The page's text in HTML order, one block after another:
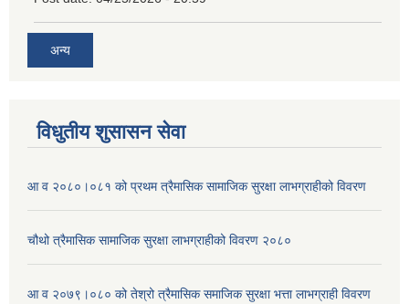
अन्य
विधुतीय शुसासन सेवा
आ व २०८०।०८१ को प्रथम त्रैमासिक सामाजिक सुरक्षा लाभग्राहीको विवरण
चौथो त्रैमासिक सामाजिक सुरक्षा लाभग्राहीको विवरण २०८०
आ व २०७९।०८० को तेश्रो त्रैमासिक समाजिक सुरक्षा भत्ता लाभग्राही विवरण